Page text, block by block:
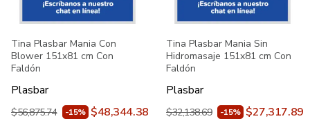
Tina Plasbar Mania Con
Blower 151x81 cm Con
Faldón
Plasbar
$56,875.74 -15% $48,344.38
Tina Plasbar Mania Sin
Hidromasaje 151x81 cm Con
Faldón
Plasbar
$32,138.69 -15% $27,317.89